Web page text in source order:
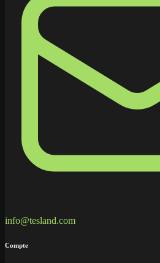
info@tesland.com
Compte